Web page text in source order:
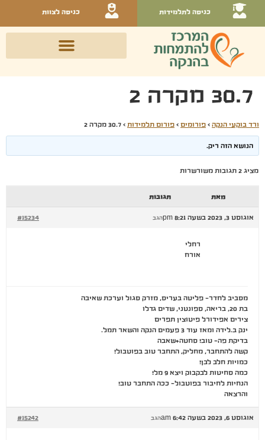
כניסה לתלמידות כניסה לצוות
30.7 מקרה 2
ורד בוקעי הנקה › פורומים › פורום תלמידות › 30.7 מקרה 2
הנושא הזה ריק.
מציג 2 תגובות משורשרות
מאת תגובות
אוגוסט 3, 2023 בשעה 8:21 pm #15234 הגב
רחלי
אורח
מסביב לחדר- פליטה בעריס, מזרק סגול וערכת שאיבה
בת 20, בריאה, ספונטני, שדים גדלו
צירים אפידורל פיטוצין תפרים
ינק ב.לידה ומאז עוד 3 פעמים הנקה והשאר תמל.
בדיקת פה- טוב! סחטה+שאבה
קשה להתחבר, מחליק, התחבר טוב בפוטבול!
כמויות חלב לבן!
כמה סחיטות לבקבוק ויצא 9 מל!
הנחיות לחיבור בפוטבול- ככה התחבר טוב!
והרצאה
אוגוסט 6, 2023 בשעה 6:42 am #15242 הגב